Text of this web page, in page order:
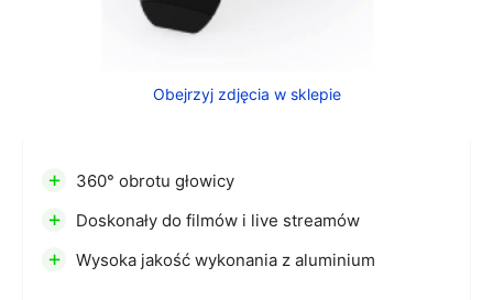
Obejrzyj zdjęcia w sklepie
+ 360° obrotu głowicy
+ Doskonały do filmów i live streamów
+ Wysoka jakość wykonania z aluminium